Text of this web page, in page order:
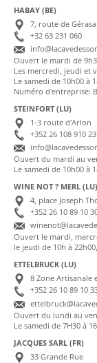
HABAY (BE)
7, route de Gérasa
+32 63 231 060
Ouvert le mardi de
Les mercredi, jeudi et
Le samedi de 10h00 à
Numéro d'entreprise:
STEINFORT (LU)
1-3 route d'Arlon
+352 26 108 910 23
Ouvert du mardi au
Le samedi de 10h00 à
WINE NOT ? MERL (LU)
4, place Joseph
+352 26 10 89 10
Ouvert le mardi,
le jeudi de 10h à
ETTELBRUCK (LU)
8 Zone Artisanale
+352 26 10 89 10
Ouvert du lundi au
Le samedi de 7H30 à
JACQUES SARL (FR)
33 Grande Rue